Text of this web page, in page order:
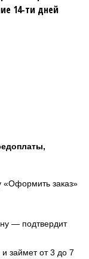
14-ти дней
«Оформить заказ»
— подтвердит
займет от 3 до 7